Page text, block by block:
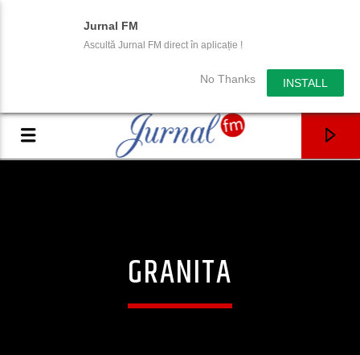
Jurnal FM
Ascultă Jurnal FM direct în aplicație !
No Thanks INSTALL
GRANITA